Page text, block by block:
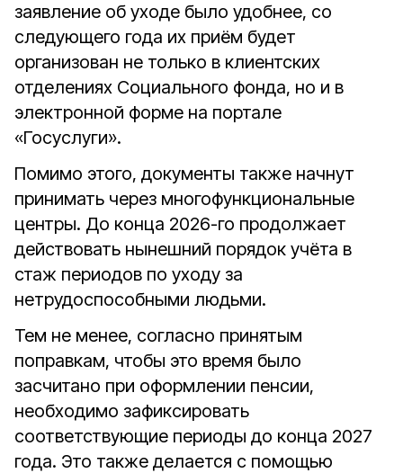
заявление об уходе было удобнее, со
следующего года их приём будет
организован не только в клиентских
отделениях Социального фонда, но и в
электронной форме на портале
«Госуслуги».
Помимо этого, документы также начнут
принимать через многофункциональные
центры. До конца 2026-го продолжает
действовать нынешний порядок учёта в
стаж периодов по уходу за
нетрудоспособными людьми.
Тем не менее, согласно принятым
поправкам, чтобы это время было
засчитано при оформлении пенсии,
необходимо зафиксировать
соответствующие периоды до конца 2027
года. Это также делается с помощью